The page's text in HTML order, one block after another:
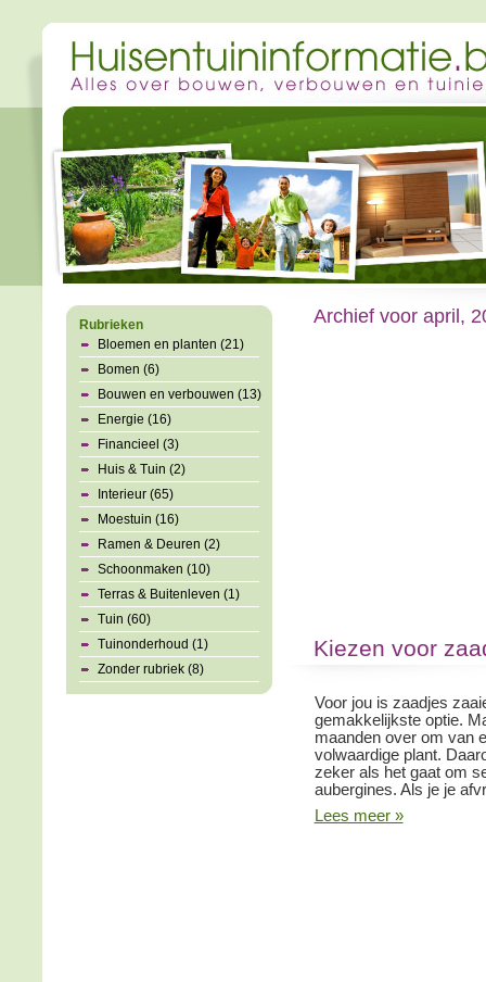
Rubrieken
Bloemen en planten (21)
Bomen (6)
Bouwen en verbouwen (13)
Energie (16)
Financieel (3)
Huis & Tuin (2)
Interieur (65)
Moestuin (16)
Ramen & Deuren (2)
Schoonmaken (10)
Terras & Buitenleven (1)
Tuin (60)
Tuinonderhoud (1)
Zonder rubriek (8)
Archief voor april,
Kiezen voor
Voor jou is zaadjes
gemakkelijkste optie.
maanden over om van
volwaardige plant.
zeker als het gaat om
aubergines. Als je je
Lees meer »